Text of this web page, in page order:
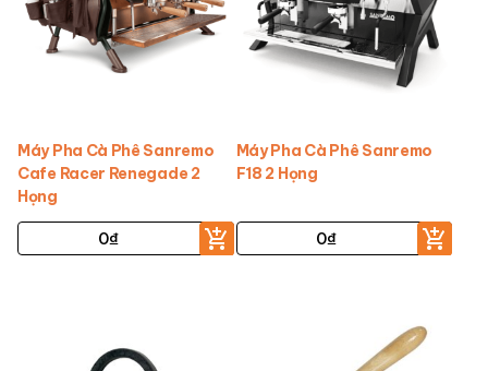
Máy Pha Cà Phê Sanremo
Cafe Racer Renegade 2
Họng
0₫
Máy Pha Cà Phê Sanremo
F18 2 Họng
0₫